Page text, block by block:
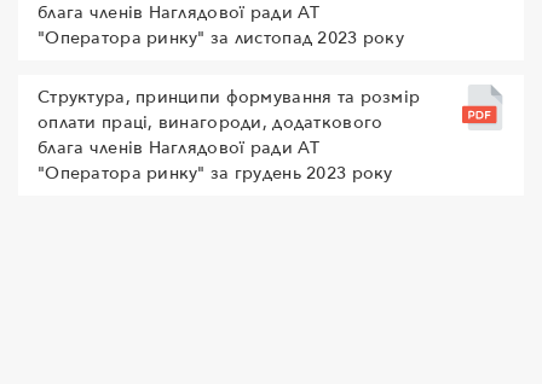
блага членів Наглядової ради АТ
"Оператора ринку" за листопад 2023 року
Структура, принципи формування та розмір
оплати праці, винагороди, додаткового
блага членів Наглядової ради АТ
"Оператора ринку" за грудень 2023 року